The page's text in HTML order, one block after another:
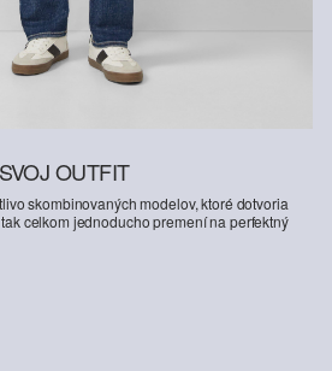
OUTFIT
skombinovaných modelov, ktoré dotvoria
celkom jednoducho premení na perfektný